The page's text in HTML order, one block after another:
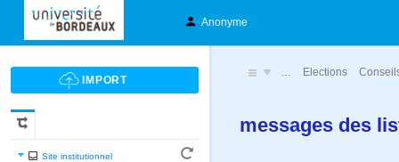
Anonyme
Site institutionnel
… Elections
messages des